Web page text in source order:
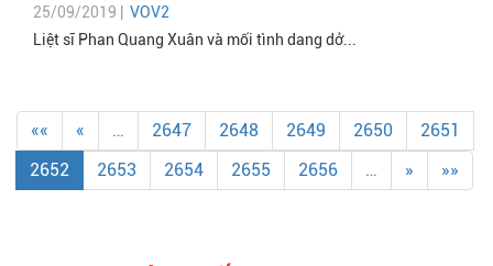
25/09/2019 | VOV2
Liệt sĩ Phan Quang Xuân và mối tình dang dở...
«« « … 2647 2648 2649 2650
2651
2652
2653 2654 2655 2656 … » »»